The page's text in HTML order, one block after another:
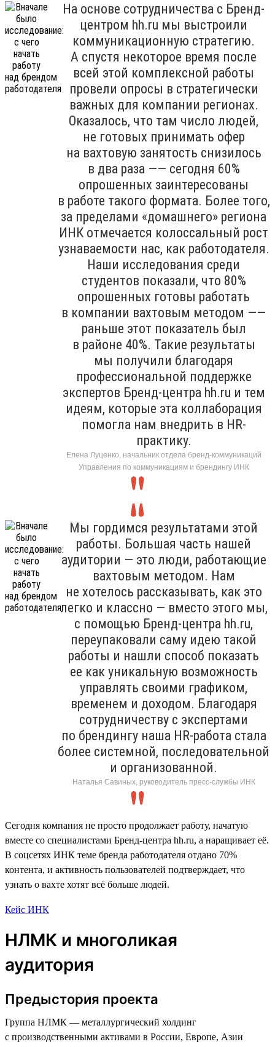
На основе сотрудничества с Бренд-
центром hh.ru мы выстроили
коммуникационную стратегию.
А спустя некоторое время после
всей этой комплексной работы
провели опросы в стратегически
важных для компании регионах.
Оказалось, что там число людей,
не готовых принимать офер
на вахтовую занятость снизилось
в два раза —— сегодня 60%
опрошенных заинтересованы
в работе такого формата. Более того,
за пределами «домашнего» региона
ИНК отмечается колоссальный рост
узнаваемости нас, как работодателя.
Наши исследования среди
студентов показали, что 80%
опрошенных готовы работать
в компании вахтовым методом ——
раньше этот показатель был
в районе 40%. Такие результаты
мы получили благодаря
профессиональной поддержке
экспертов Бренд-центра hh.ru и тем
идеям, которые эта коллаборация
помогла нам внедрить в HR-
практику.
Елена Луценко, начальник отдела бренд-коммуникаций
Управления по коммуникациям и брендингу ИНК
Мы гордимся результатами этой
работы. Большая часть нашей
аудитории — это люди, работающие
вахтовым методом. Нам
не хотелось рассказывать, как это
легко и классно — вместо этого мы,
с помощью Бренд-центра hh.ru,
переупаковали саму идею такой
работы и нашли способ показать
ее как уникальную возможность
управлять своими графиком,
временем и доходом. Благодаря
сотрудничеству с экспертами
по брендингу наша HR-работа стала
более системной, последовательной
и организованной.
Наталья Савиных, руководитель пресс-службы ИНК
Сегодня компания не просто продолжает работу, начатую
вместе со специалистами Бренд-центра hh.ru, а наращивает её.
В соцсетях ИНК теме бренда работодателя отдано 70%
контента, и активность пользователей подтверждает, что
узнать о вахте хотят всё больше людей.
Кейс ИНК
НЛМК и многоликая
аудитория
Предыстория проекта
Группа НЛМК — металлургический холдинг
с производственными активами в России, Европе, Азии